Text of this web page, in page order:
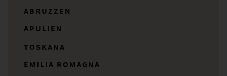
ABRUZZEN
APULIEN
TOSKANA
EMILIA ROMAGNA